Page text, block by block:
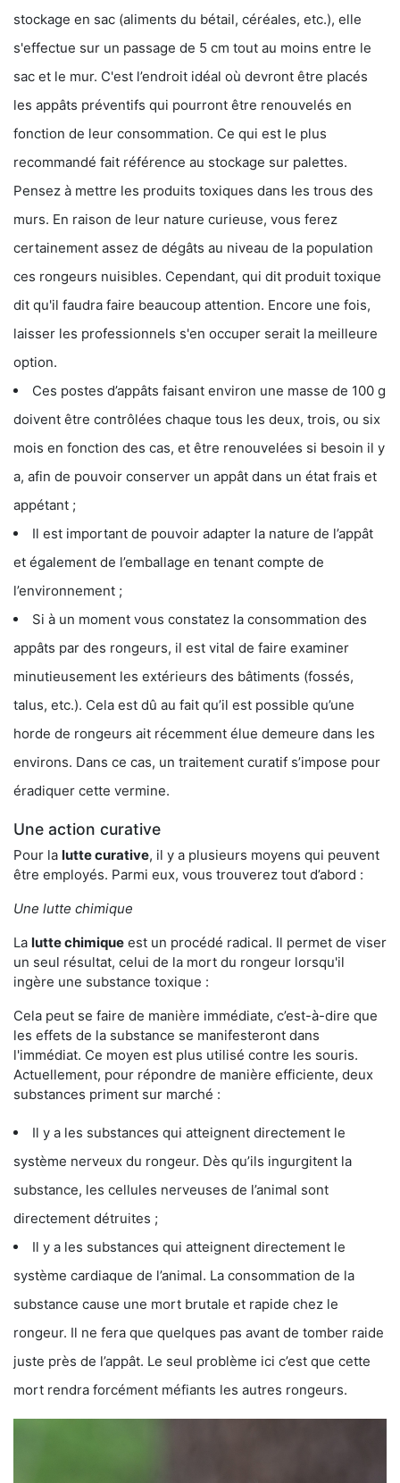
stockage en sac (aliments du bétail, céréales, etc.), elle
s'effectue sur un passage de 5 cm tout au moins entre le
sac et le mur. C'est l’endroit idéal où devront être placés
les appâts préventifs qui pourront être renouvelés en
fonction de leur consommation. Ce qui est le plus
recommandé fait référence au stockage sur palettes.
Pensez à mettre les produits toxiques dans les trous des
murs. En raison de leur nature curieuse, vous ferez
certainement assez de dégâts au niveau de la population
ces rongeurs nuisibles. Cependant, qui dit produit toxique
dit qu'il faudra faire beaucoup attention. Encore une fois,
laisser les professionnels s'en occuper serait la meilleure
option.
Ces postes d’appâts faisant environ une masse de 100 g
doivent être contrôlées chaque tous les deux, trois, ou six
mois en fonction des cas, et être renouvelées si besoin il y
a, afin de pouvoir conserver un appât dans un état frais et
appétant ;
Il est important de pouvoir adapter la nature de l’appât
et également de l’emballage en tenant compte de
l’environnement ;
Si à un moment vous constatez la consommation des
appâts par des rongeurs, il est vital de faire examiner
minutieusement les extérieurs des bâtiments (fossés,
talus, etc.). Cela est dû au fait qu’il est possible qu’une
horde de rongeurs ait récemment élue demeure dans les
environs. Dans ce cas, un traitement curatif s’impose pour
éradiquer cette vermine.
Une action curative
Pour la lutte curative, il y a plusieurs moyens qui peuvent
être employés. Parmi eux, vous trouverez tout d’abord :
Une lutte chimique
La lutte chimique est un procédé radical. Il permet de viser
un seul résultat, celui de la mort du rongeur lorsqu'il
ingère une substance toxique :
Cela peut se faire de manière immédiate, c’est-à-dire que
les effets de la substance se manifesteront dans
l'immédiat. Ce moyen est plus utilisé contre les souris.
Actuellement, pour répondre de manière efficiente, deux
substances priment sur marché :
Il y a les substances qui atteignent directement le
système nerveux du rongeur. Dès qu’ils ingurgitent la
substance, les cellules nerveuses de l’animal sont
directement détruites ;
Il y a les substances qui atteignent directement le
système cardiaque de l’animal. La consommation de la
substance cause une mort brutale et rapide chez le
rongeur. Il ne fera que quelques pas avant de tomber raide
juste près de l’appât. Le seul problème ici c’est que cette
mort rendra forcément méfiants les autres rongeurs.